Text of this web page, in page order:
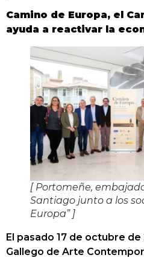
Camino de Europa, el
ayuda a reactivar la
[ Portomeñe,
Santiago junto a los
Europa” ]
El pasado 17 de octubre
Gallego de Arte